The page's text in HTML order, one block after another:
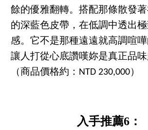
餘的優雅翻轉。搭配那條散發
的深藍色皮帶，在低調中透出
感。它不是那種遠遠就高調喧
讓人打從心底讚嘆妳是真正品味
（商品價格約：NTD 230,000）
入手推薦6：